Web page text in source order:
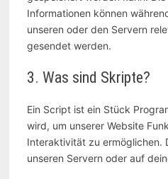
Informationen können
unseren oder den Servern
gesendet werden.
3. Was sind Skripte?
Ein Script ist ein Stück
wird, um unserer Website
Interaktivität zu ermöglichen.
unseren Servern oder auf